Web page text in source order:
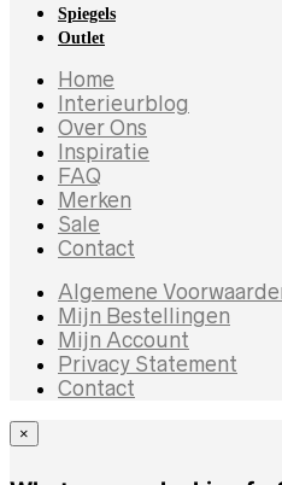
Spiegels
Outlet
Home
Interieurblog
Over Ons
Inspiratie
FAQ
Merken
Sale
Contact
Algemene
Mijn Bestellingen
Mijn Account
Privacy Statement
Contact
×